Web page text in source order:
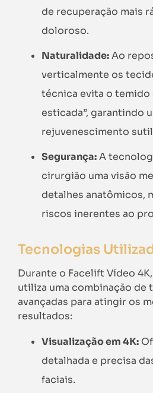
de recuperação mais
doloroso.
Naturalidade:Ao
verticalmente os
técnica evita o temido
esticada”, garantindo
rejuvenescimento
Segurança:A
cirurgião uma visão
detalhes anatômicos,
riscos inerentes ao
Tecnologias
Durante o Facelift Vídeo
utiliza uma combinação de
avançadas para atingir os
resultados:
Visualização em 4K:
detalhada e precisa
faciais.